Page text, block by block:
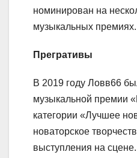
номинирован на
музыкальных премиях.
Прегративы
В 2019 году Ловв66
музыкальной премии
категории «Лучшее
новаторское
выступления на сцене.